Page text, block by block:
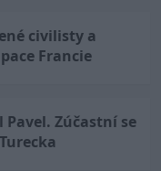
civilisty a
Francie
Zúčastní se